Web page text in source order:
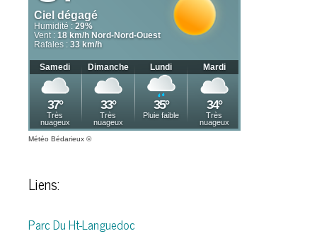
Météo Bédarieux ©
Liens:
Parc Du Ht-Languedoc